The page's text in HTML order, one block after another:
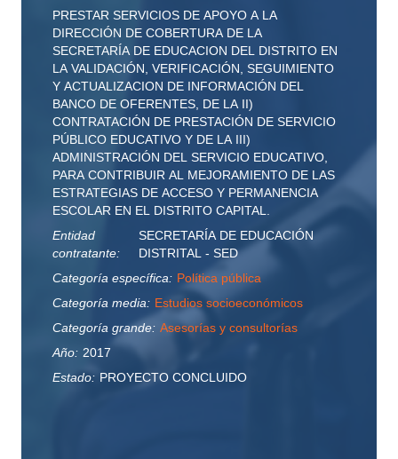
PRESTAR SERVICIOS DE APOYO A LA
DIRECCIÓN DE COBERTURA DE LA
SECRETARÍA DE EDUCACION DEL DISTRITO EN
LA VALIDACIÓN, VERIFICACIÓN, SEGUIMIENTO
Y ACTUALIZACION DE INFORMACIÓN DEL
BANCO DE OFERENTES, DE LA II)
CONTRATACIÓN DE PRESTACIÓN DE SERVICIO
PÚBLICO EDUCATIVO Y DE LA III)
ADMINISTRACIÓN DEL SERVICIO EDUCATIVO,
PARA CONTRIBUIR AL MEJORAMIENTO DE LAS
ESTRATEGIAS DE ACCESO Y PERMANENCIA
ESCOLAR EN EL DISTRITO CAPITAL.
Entidad
contratante:
SECRETARÍA DE EDUCACIÓN
DISTRITAL - SED
Categoría específica: Política pública
Categoría media: Estudios socioeconómicos
Categoría grande: Asesorías y consultorías
Año: 2017
Estado: PROYECTO CONCLUIDO